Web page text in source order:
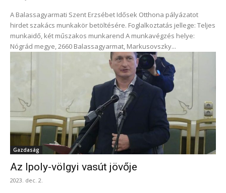
A Balassagyarmati Szent Erzsébet Idősek Otthona pályázatot
hirdet szakács munkakör betöltésére. Foglalkoztatás jellege: Teljes
munkaidő, két műszakos munkarend A munkavégzés helye:
Nógrád megye, 2660 Balassagyarmat, Markusovszky...
Gazdaság
Az Ipoly-völgyi vasút jövője
2023. dec. 2.